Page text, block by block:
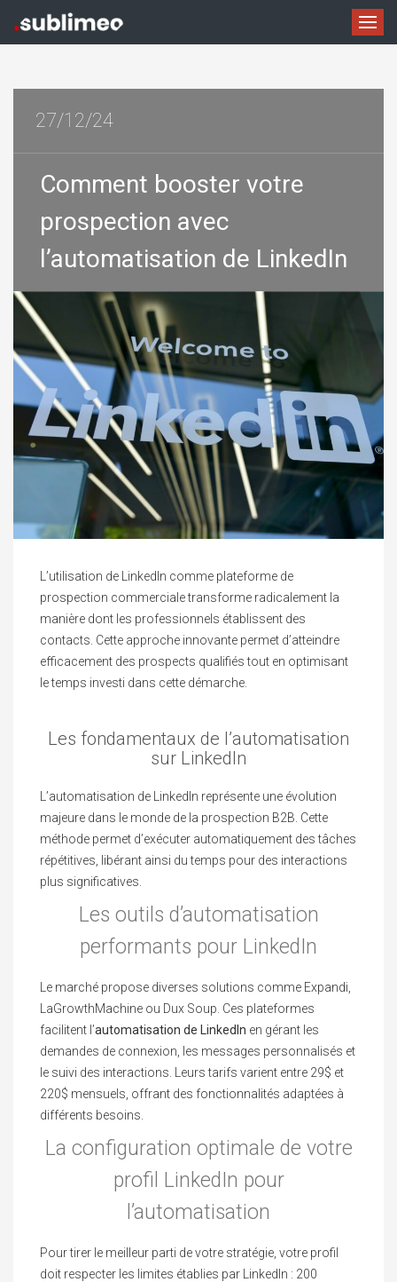
27/12/24
Comment booster votre
prospection avec
l’automatisation de LinkedIn
L’utilisation de LinkedIn comme plateforme de
prospection commerciale transforme radicalement la
manière dont les professionnels établissent des
contacts. Cette approche innovante permet d’atteindre
efficacement des prospects qualifiés tout en optimisant
le temps investi dans cette démarche.
Les fondamentaux de l’automatisation
sur LinkedIn
L’automatisation de LinkedIn représente une évolution
majeure dans le monde de la prospection B2B. Cette
méthode permet d’exécuter automatiquement des tâches
répétitives, libérant ainsi du temps pour des interactions
plus significatives.
Les outils d’automatisation
performants pour LinkedIn
Le marché propose diverses solutions comme Expandi,
LaGrowthMachine ou Dux Soup. Ces plateformes
facilitent l’automatisation de LinkedIn en gérant les
demandes de connexion, les messages personnalisés et
le suivi des interactions. Leurs tarifs varient entre 29$ et
220$ mensuels, offrant des fonctionnalités adaptées à
différents besoins.
La configuration optimale de votre
profil LinkedIn pour
l’automatisation
Pour tirer le meilleur parti de votre stratégie, votre profil
doit respecter les limites établies par LinkedIn : 200